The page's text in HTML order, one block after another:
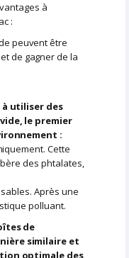
à
:
peuvent être
de gagner de la
à utiliser des
le premier
:
Cette
des phtalates,
Après une
polluant.
de
similaire et
optimale des